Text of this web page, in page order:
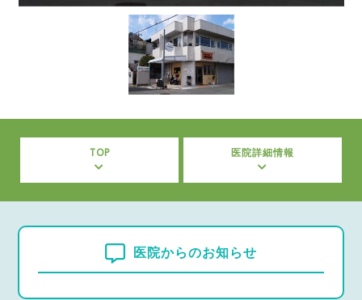
TOP 医院詳細情報
医院からのお知らせ